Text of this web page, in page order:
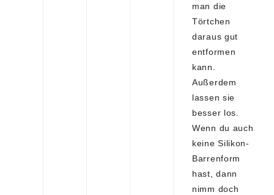
man die
Törtchen
daraus gut
entformen
kann.
Außerdem
lassen sie
besser los.
Wenn du auch
keine Silikon-
Barrenform
hast, dann
nimm doch